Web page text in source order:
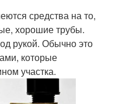
средства на то,
хорошие трубы.
рукой. Обычно это
которые
участка.